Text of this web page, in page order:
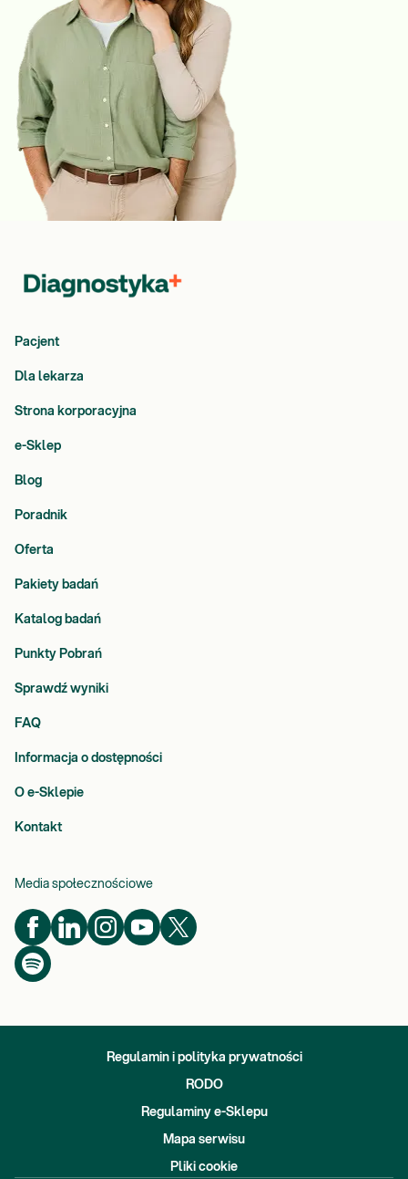
Pacjent
Dla lekarza
Strona korporacyjna
e-Sklep
Blog
Poradnik
Oferta
Pakiety badań
Katalog badań
Punkty Pobrań
Sprawdź wyniki
FAQ
Informacja o dostępności
O e-Sklepie
Kontakt
Media społecznościowe
Regulamin i polityka prywatności
RODO
Regulaminy e-Sklepu
Mapa serwisu
Pliki cookie